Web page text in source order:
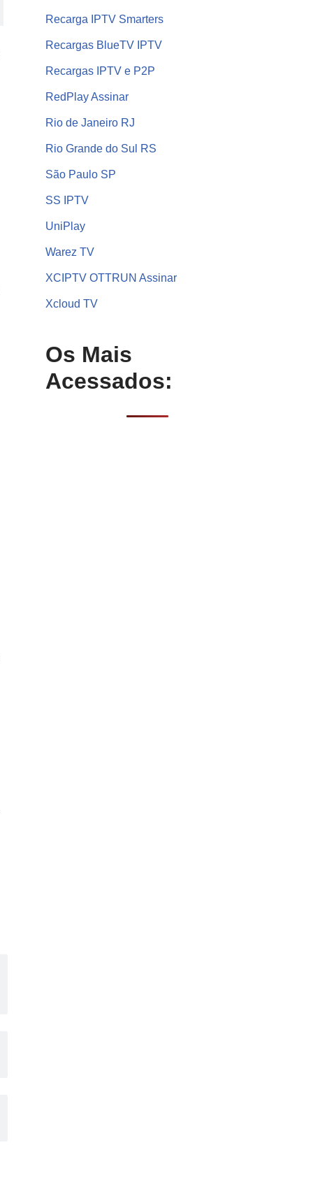
Recarga IPTV Smarters
Recargas BlueTV IPTV
Recargas IPTV e P2P
RedPlay Assinar
Rio de Janeiro RJ
Rio Grande do Sul RS
São Paulo SP
SS IPTV
UniPlay
Warez TV
XCIPTV OTTRUN Assinar
Xcloud TV
Os Mais
Acessados: